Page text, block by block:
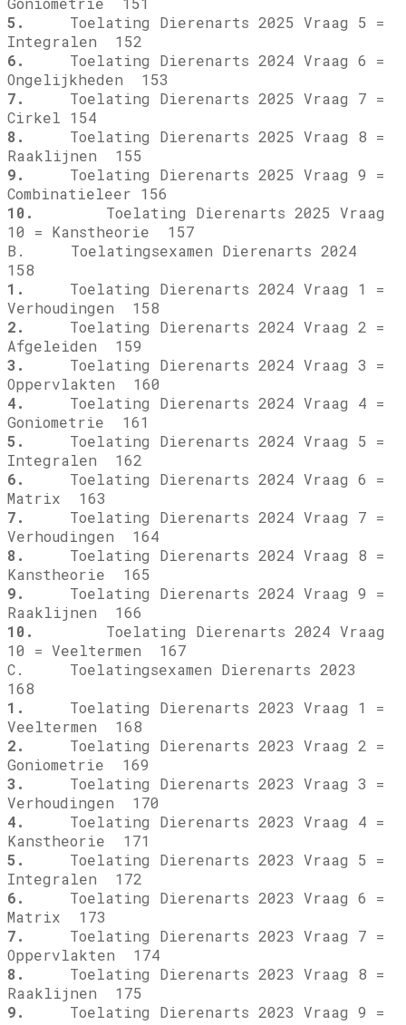
5.
Toelating Dierenarts 2025 Vraag 5 =
Integralen 152
6.
Toelating Dierenarts 2024 Vraag 6 =
Ongelijkheden 153
7.
Toelating Dierenarts 2025 Vraag 7 =
Cirkel 154
8.
Toelating Dierenarts 2025 Vraag 8 =
Raaklijnen 155
9.
Toelating Dierenarts 2025 Vraag 9 =
Combinatieleer 156
10.
Toelating Dierenarts 2025 Vraag
10 = Kanstheorie 157
B. Toelatingsexamen Dierenarts 2024
158
1.
Toelating Dierenarts 2024 Vraag 1 =
Verhoudingen 158
2.
Toelating Dierenarts 2024 Vraag 2 =
Afgeleiden 159
3.
Toelating Dierenarts 2024 Vraag 3 =
Oppervlakten 160
4.
Toelating Dierenarts 2024 Vraag 4 =
Goniometrie 161
5.
Toelating Dierenarts 2024 Vraag 5 =
Integralen 162
6.
Toelating Dierenarts 2024 Vraag 6 =
Matrix 163
7.
Toelating Dierenarts 2024 Vraag 7 =
Verhoudingen 164
8.
Toelating Dierenarts 2024 Vraag 8 =
Kanstheorie 165
9.
Toelating Dierenarts 2024 Vraag 9 =
Raaklijnen 166
10.
Toelating Dierenarts 2024 Vraag
10 = Veeltermen 167
C. Toelatingsexamen Dierenarts 2023
168
1.
Toelating Dierenarts 2023 Vraag 1 =
Veeltermen 168
2.
Toelating Dierenarts 2023 Vraag 2 =
Goniometrie 169
3.
Toelating Dierenarts 2023 Vraag 3 =
Verhoudingen 170
4.
Toelating Dierenarts 2023 Vraag 4 =
Kanstheorie 171
5.
Toelating Dierenarts 2023 Vraag 5 =
Integralen 172
6.
Toelating Dierenarts 2023 Vraag 6 =
Matrix 173
7.
Toelating Dierenarts 2023 Vraag 7 =
Oppervlakten 174
8.
Toelating Dierenarts 2023 Vraag 8 =
Raaklijnen 175
9.
Toelating Dierenarts 2023 Vraag 9 =